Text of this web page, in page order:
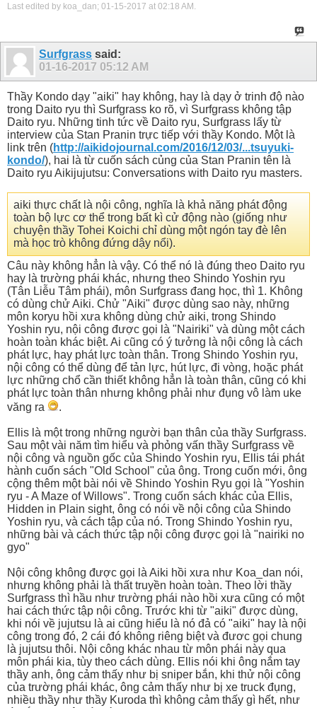
Last edited by koa_dan; 01-15-2017 at 02:18 AM .
Surfgrass said:
01-16-2017 05:12 AM
Thầy Kondo dạy "aiki" hay không, hay là dạy ở trinh độ nào
trong Daito ryu thì Surfgrass ko rõ, vì Surfgrass không tập
Daito ryu. Những tinh tức về Daito ryu, Surfgrass lấy từ
interview của Stan Pranin trực tiếp với thầy Kondo. Một là
link trên (http://aikidojournal.com/2016/12/03/...tsuyuki-
kondo/), hai là từ cuốn sách củng của Stan Pranin tên là
Daito ryu Aikijujutsu: Conversations with Daito ryu masters.
aiki thực chất là nội công, nghĩa là khả năng phát động
toàn bộ lực cơ thể trong bất kì cử động nào (giống như
chuyện thầy Tohei Koichi chỉ dùng một ngón tay đè lên
mà học trò không đứng dậy nổi).
Câu này không hẳn là vậy. Có thể nó là đúng theo Daito ryu
hay là trường phái khác, nhưng theo Shindo Yoshin ryu
(Tân Liễu Tâm phái), môn Surfgrass đang học, thì 1. Không
có dùng chử Aiki. Chử "Aiki" được dùng sao này, những
môn koryu hồi xưa không dùng chử aiki, trong Shindo
Yoshin ryu, nội công được gọi là "Nairiki" và dùng một cách
hoàn toàn khác biệt. Ai cũng có ý tưởng là nội công là cách
phát lực, hay phát lực toàn thân. Trong Shindo Yoshin ryu,
nội công có thể dùng để tản lực, hút lực, đi vòng, hoặc phát
lực những chổ cần thiết không hẳn là toàn thân, cũng có khi
phát lực toàn thân nhưng không phải như đụng vô làm uke
văng ra
.
Ellis là một trong những người bạn thân của thầy Surfgrass.
Sau một vài năm tìm hiểu và phỏng vấn thầy Surfgrass về
nội công và nguồn gốc của Shindo Yoshin ryu, Ellis tái phát
hành cuốn sách "Old School" của ông. Trong cuốn mới, ông
cộng thêm một bài nói về Shindo Yoshin Ryu gọi là "Yoshin
ryu - A Maze of Willows". Trong cuốn sách khác của Ellis,
Hidden in Plain sight, ông có nói về nội công của Shindo
Yoshin ryu, và cách tập của nó. Trong Shindo Yoshin ryu,
những bài và cách thức tập nội công được gọi là "nairiki no
gyo"
Nội công không được gọi là Aiki hồi xưa như Koa_dan nói,
nhưng không phải là thất truyền hoàn toàn. Theo lời thầy
Surfgrass thì hầu như trường phái nào hồi xưa cũng có một
hai cách thức tập nội công. Trước khi từ "aiki" được dùng,
khi nói về jujutsu là ai cũng hiểu là nó đả có "aiki" hay là nội
công trong đó, 2 cái đó không riêng biệt và đươc gọi chung
là jujutsu thôi. Nội công khác nhau từ môn phái này qua
môn phái kia, tùy theo cách dùng. Ellis nói khi ông nắm tay
thầy anh, ông cảm thấy như bị sniper bắn, khi thử nội công
của trường phái khác, ông cảm thấy như bị xe truck đụng,
nhiều thầy như thầy Kuroda thì không cảm thấy gì hết, như